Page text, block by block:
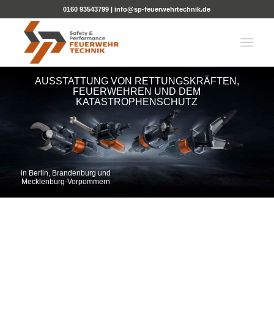
0160 93543799 |info@sp-feuerwehrtechnik.de
AUSSTATTUNG VON RETTUNGSKRÄFTEN,
FEUERWEHREN UND DEM
KATASTROPHENSCHUTZ
in Berlin, Brandenburg und
Mecklenburg-Vorpommern